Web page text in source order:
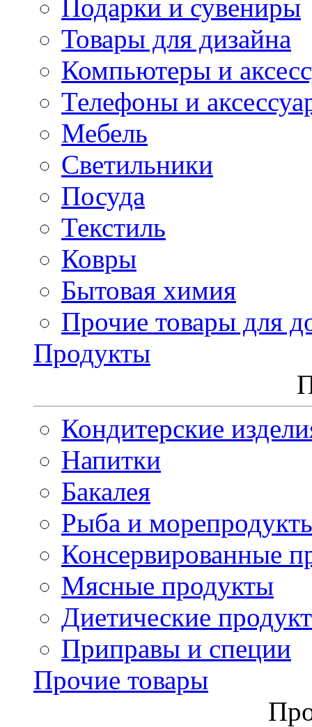
Подарки и сувениры
Товары для дизайна
Компьютеры и
Телефоны и
Мебель
Светильники
Посуда
Текстиль
Ковры
Бытовая химия
Прочие товары для
Продукты
Кондитерские
Напитки
Бакалея
Рыба и
Консервированные
Мясные продукты
Диетические
Приправы и специи
Прочие товары